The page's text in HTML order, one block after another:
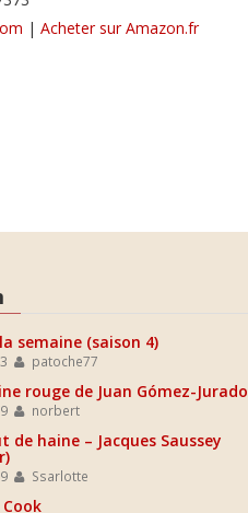
| Acheter sur Amazon.fr
semaine (saison 4)
patoche77
rouge de Juan Gómez-Jurado
norbert
de haine – Jacques Saussey
Ssarlotte